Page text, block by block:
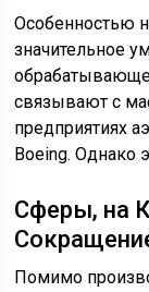
Особенностью
значительное
связывают с
предприятиях
Boeing. Однако
Сферы, на
Помимо